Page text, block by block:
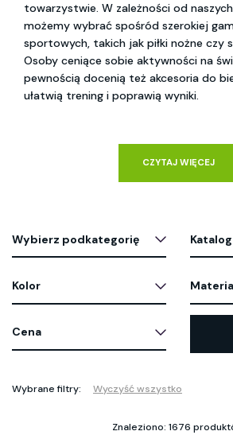
towarzystwie. W zależności od
możemy wybrać spośród szerokiej
sportowych, takich jak piłki nożne czy
Osoby ceniące sobie aktywności na
pewnością docenią też akcesoria do
ułatwią trening i poprawią wyniki.
CZYTAJ WIĘCEJ
Wybierz podkategorię Katalog
Kolor
Cena
Wybrane filtry: Wyczyść wszystko
Znaleziono: 1676